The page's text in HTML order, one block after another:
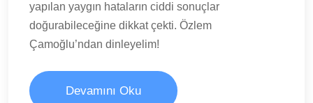
yapılan yaygın hataların ciddi sonuçlar
doğurabileceğine dikkat çekti. Özlem
Çamoğlu’ndan dinleyelim!
Devamını Oku